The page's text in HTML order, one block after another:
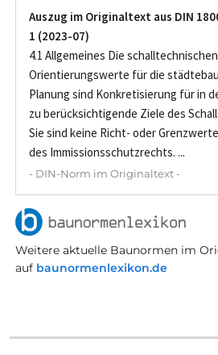
Auszug im Originaltext aus DIN
1 (2023-07)
4.1 Allgemeines Die schalltechnischen
Orientierungswerte für die
Planung sind Konkretisierung für in
zu berücksichtigende Ziele des
Sie sind keine Richt- oder
des Immissionsschutzrechts. ...
- DIN-Norm im Originaltext -
Weitere aktuelle Baunormen im
auf baunormenlexikon.de